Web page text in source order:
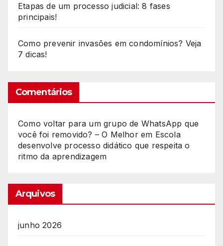
Etapas de um processo judicial: 8 fases
principais!
Como prevenir invasões em condomínios? Veja
7 dicas!
Comentários
Como voltar para um grupo de WhatsApp que
você foi removido? – O Melhorem Escola
desenvolve processo didático que respeita o
ritmo da aprendizagem
Arquivos
junho 2026